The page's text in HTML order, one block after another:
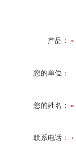
产品：
您的单位：
您的姓名：
联系电话：